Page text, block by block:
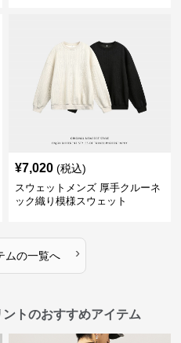
¥7,020 (税込)
スウェットメンズ 厚手クルーネ
ック織り模様スウェット
ムの一覧へ ›
トのおすすめアイテム